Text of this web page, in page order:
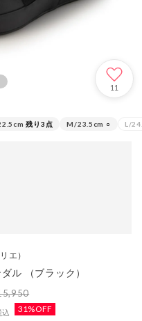
11
残り3点 M/23.5cm ○ L/
エ）
ル （ブラック）
込 31%OFF